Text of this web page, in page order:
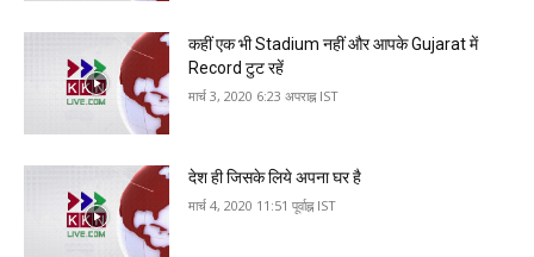
क‍हीं एक भी Stadium नहीं और आपके Gujarat में
Record टुट रहें
मार्च 3, 2020 6:23 अपराह्न IST
देश ही ज‍िसके लि‍ये अपना घर है
मार्च 4, 2020 11:51 पूर्वाह्न IST